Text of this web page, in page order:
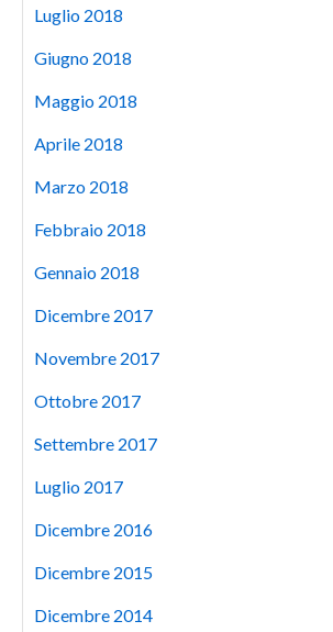
Luglio 2018
Giugno 2018
Maggio 2018
Aprile 2018
Marzo 2018
Febbraio 2018
Gennaio 2018
Dicembre 2017
Novembre 2017
Ottobre 2017
Settembre 2017
Luglio 2017
Dicembre 2016
Dicembre 2015
Dicembre 2014